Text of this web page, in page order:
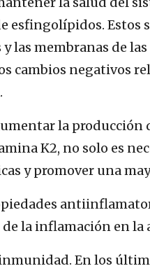
esfingolípidos. Estos
y las membranas de
cambios negativos
la producción
K2, no solo es
y promover una
de la inflamación en
En los